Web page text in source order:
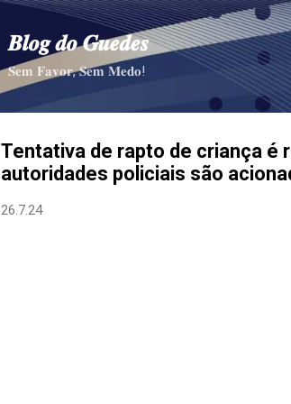
𝑩𝒍𝒐𝒈 𝒅𝒐 𝑮𝒖𝒆𝒅𝒆𝒔
𝐒𝐞𝐦 𝐅𝐚𝐯𝐨𝐫, 𝐒𝐞𝐦 𝐌𝐞𝐝𝐨!
Tentativa de rapto de criança é
autoridades policiais são
26.7.24